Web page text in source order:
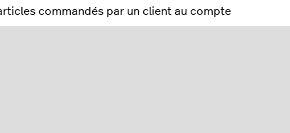
commandés par un client au compte